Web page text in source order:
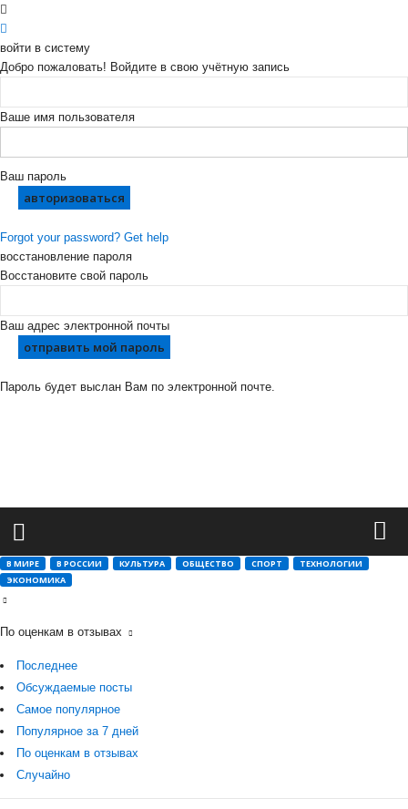
войти в систему
Добро пожаловать! Войдите в свою учётную запись
Ваше имя пользователя
Ваш пароль
Forgot your password? Get help
восстановление пароля
Восстановите свой пароль
Ваш адрес электронной почты
Пароль будет выслан Вам по электронной почте.
ж
х
с
о
т
В МИРЕ В РОССИИ КУЛЬТУРА ОБЩЕСТВО СПОРТ
ТЕХНОЛОГИИ
ЭКОНОМИКА
По оценкам в отзывах
Последнее
Обсуждаемые посты
Самое популярное
Популярное за 7 дней
По оценкам в отзывах
Случайно